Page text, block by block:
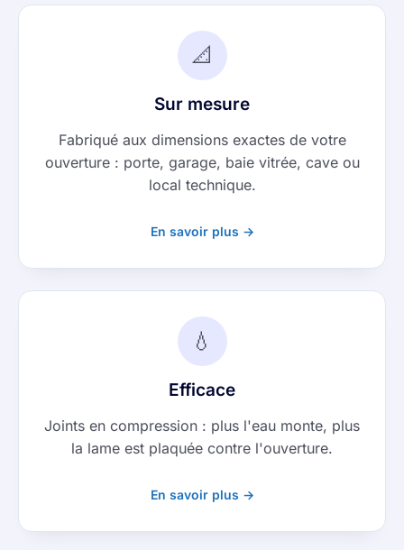
📐
Sur mesure
Fabriqué aux dimensions exactes de votre
ouverture : porte, garage, baie vitrée, cave ou
local technique.
En savoir plus →
💧
Efficace
Joints en compression : plus l'eau monte, plus
la lame est plaquée contre l'ouverture.
En savoir plus →